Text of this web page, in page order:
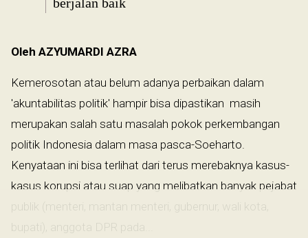
Oleh AZYUMARDI AZRA
Kemerosotan atau belum adanya perbaikan dalam
'akuntabilitas politik' hampir bisa dipastikan masih
merupakan salah satu masalah pokok perkembangan
politik Indonesia dalam masa pasca-Soeharto.
Kenyataan ini bisa terlihat dari terus merebaknya kasus-
kasus korupsi atau suap yang melibatkan banyak pejabat
publik (menteri, mantan menteri, gubernur, wali kota,
bupati), anggota DPR pada...